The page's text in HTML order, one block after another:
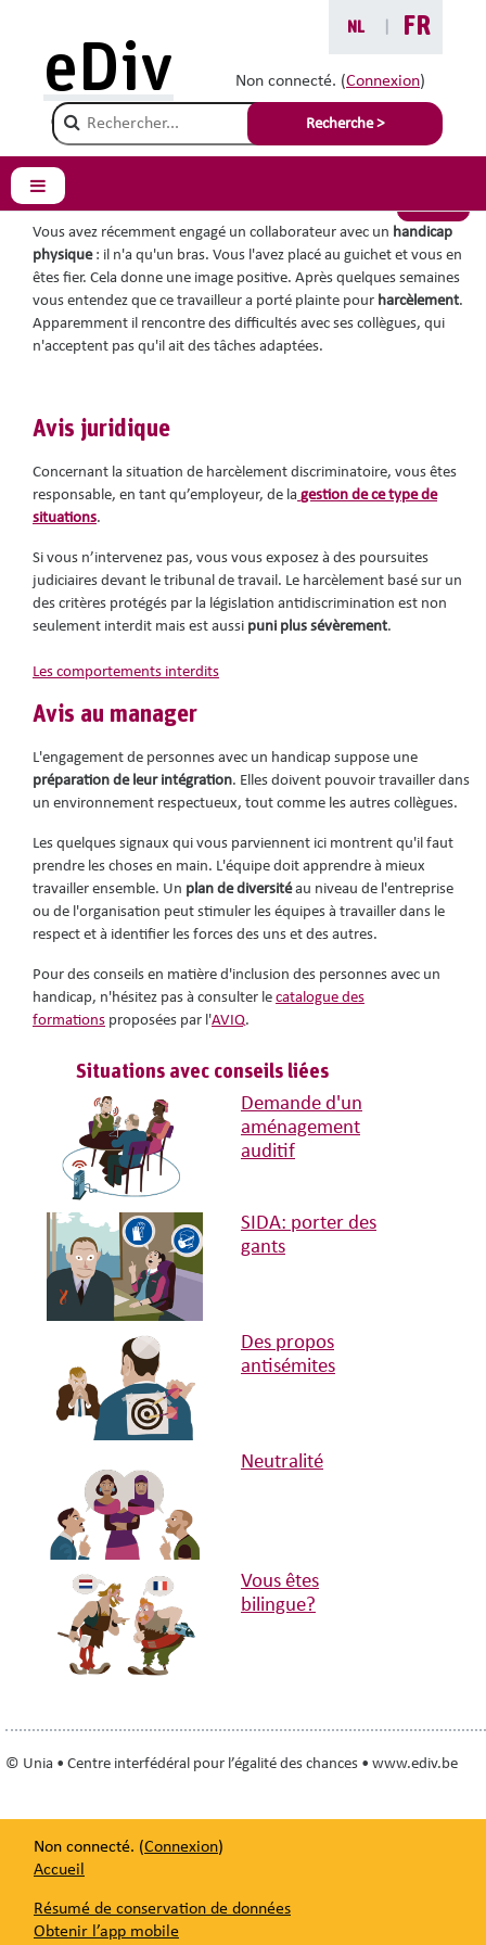
NL
FR
Non connecté. (Connexion)
Champ de recherche
Recherche >
eDiv
Panneau latéral
Vous êtes ici :
Un bras
Vous avez récemment engagé un collaborateur avec un handicap
physique: il n'a qu'un bras. Vous l'avez placé au guichet et vous en
êtes fier. Cela donne une image positive. Après quelques semaines
vous entendez que ce travailleur a porté plainte pour harcèlement.
Apparemment il rencontre des difficultés avec ses collègues, qui
n'acceptent pas qu'il ait des tâches adaptées.
Avis juridique
Concernant la situation de harcèlement discriminatoire, vous êtes
responsable, en tant qu’employeur, de la gestion de ce type de
situations.
Si vous n’intervenez pas, vous vous exposez à des poursuites
judiciaires devant le tribunal de travail. Le harcèlement basé sur un
des critères protégés par la législation antidiscrimination est non
seulement interdit mais est aussi puni plus sévèrement.
Les comportements interdits
Avis au manager
L'engagement de personnes avec un handicap suppose une
préparation de leur intégration. Elles doivent pouvoir travailler dans
un environnement respectueux, tout comme les autres collègues.
Les quelques signaux qui vous parviennent ici montrent qu'il faut
prendre les choses en main. L'équipe doit apprendre à mieux
travailler ensemble. Un plan de diversitéau niveau de l'entreprise
ou de l'organisation peut stimuler les équipes à travailler dans le
respect et à identifier les forces des uns et des autres.
Pour des conseils en matière d'inclusion des personnes avec un
handicap, n'hésitez pas à consulter le catalogue des
formations proposées par l'AVIQ.
Situations avec conseils liées
Demande d'un
aménagement
auditif
SIDA: porter des
gants
Des propos
antisémites
Neutralité
Vous êtes
bilingue?
© Unia • Centre interfédéral pour l’égalité des chances • www.ediv.be
Non connecté. (Connexion)
Accueil
Résumé de conservation de données
Obtenir l’app mobile